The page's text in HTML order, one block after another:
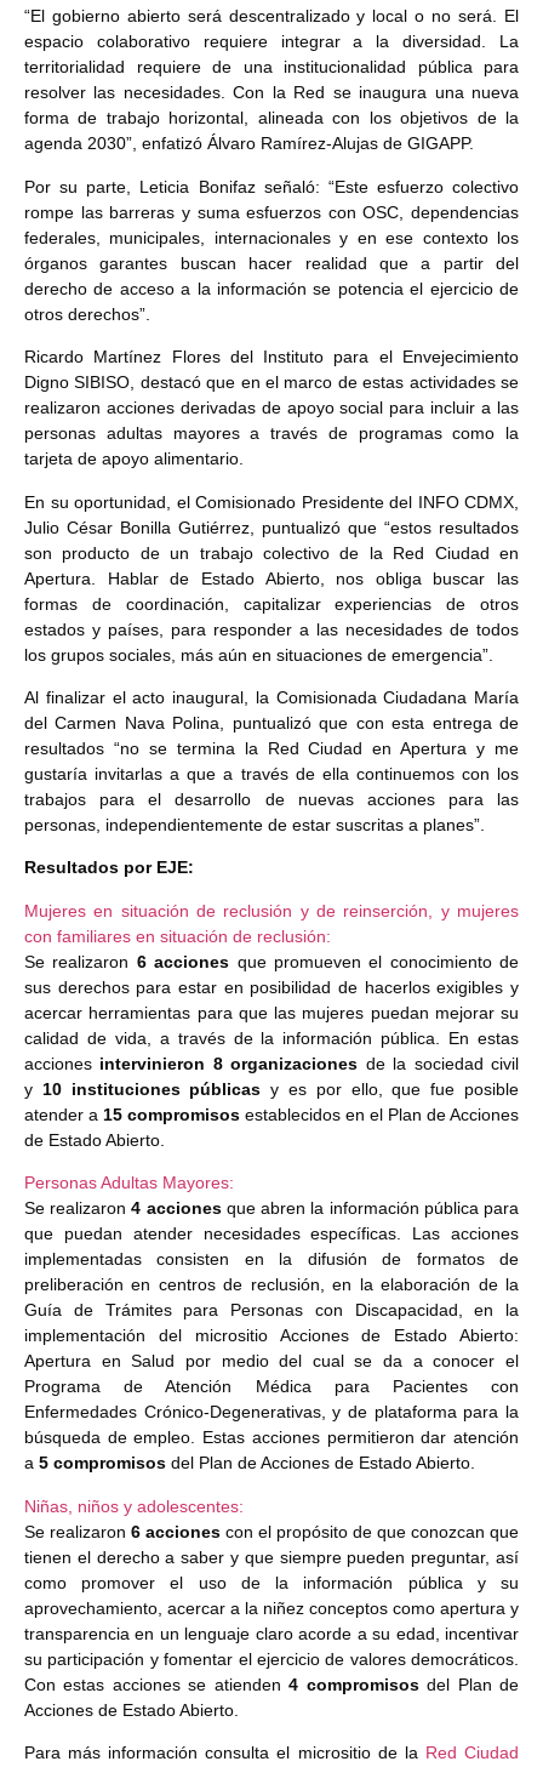
“El gobierno abierto será descentralizado y local o no será. El
espacio colaborativo requiere integrar a la diversidad. La
territorialidad requiere de una institucionalidad pública para
resolver las necesidades. Con la Red se inaugura una nueva
forma de trabajo horizontal, alineada con los objetivos de la
agenda 2030”, enfatizó Álvaro Ramírez-Alujas de GIGAPP.
Por su parte, Leticia Bonifaz señaló: “Este esfuerzo colectivo
rompe las barreras y suma esfuerzos con OSC, dependencias
federales, municipales, internacionales y en ese contexto los
órganos garantes buscan hacer realidad que a partir del
derecho de acceso a la información se potencia el ejercicio de
otros derechos”.
Ricardo Martínez Flores del Instituto para el Envejecimiento
Digno SIBISO, destacó que en el marco de estas actividades se
realizaron acciones derivadas de apoyo social para incluir a las
personas adultas mayores a través de programas como la
tarjeta de apoyo alimentario.
En su oportunidad, el Comisionado Presidente del INFO CDMX,
Julio César Bonilla Gutiérrez, puntualizó que “estos resultados
son producto de un trabajo colectivo de la Red Ciudad en
Apertura. Hablar de Estado Abierto, nos obliga buscar las
formas de coordinación, capitalizar experiencias de otros
estados y países, para responder a las necesidades de todos
los grupos sociales, más aún en situaciones de emergencia”.
Al finalizar el acto inaugural, la Comisionada Ciudadana María
del Carmen Nava Polina, puntualizó que con esta entrega de
resultados “no se termina la Red Ciudad en Apertura y me
gustaría invitarlas a que a través de ella continuemos con los
trabajos para el desarrollo de nuevas acciones para las
personas, independientemente de estar suscritas a planes”.
Resultados por EJE:
Mujeres en situación de reclusión y de reinserción, y mujeres
con familiares en situación de reclusión:
Se realizaron 6 acciones que promueven el conocimiento de
sus derechos para estar en posibilidad de hacerlos exigibles y
acercar herramientas para que las mujeres puedan mejorar su
calidad de vida, a través de la información pública. En estas
acciones intervinieron 8 organizaciones de la sociedad civil
y 10 instituciones públicas y es por ello, que fue posible
atender a 15 compromisos establecidos en el Plan de Acciones
de Estado Abierto.
Personas Adultas Mayores:
Se realizaron4 acciones que abren la información pública para
que puedan atender necesidades específicas. Las acciones
implementadas consisten en la difusión de formatos de
preliberación en centros de reclusión, en la elaboración de la
Guía de Trámites para Personas con Discapacidad, en la
implementación del micrositio Acciones de Estado Abierto:
Apertura en Salud por medio del cual se da a conocer el
Programa de Atención Médica para Pacientes con
Enfermedades Crónico-Degenerativas, y de plataforma para la
búsqueda de empleo. Estas acciones permitieron dar atención
a 5 compromisos del Plan de Acciones de Estado Abierto.
Niñas, niños y adolescentes:
Se realizaron 6 acciones con el propósito de que conozcan que
tienen el derecho a saber y que siempre pueden preguntar, así
como promover el uso de la información pública y su
aprovechamiento, acercar a la niñez conceptos como apertura y
transparencia en un lenguaje claro acorde a su edad, incentivar
su participación y fomentar el ejercicio de valores democráticos.
Con estas acciones se atienden4 compromisosdel Plan de
Acciones de Estado Abierto.
Para más información consulta el micrositio de la Red Ciudad